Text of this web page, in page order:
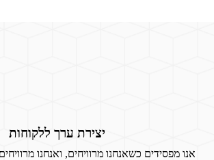
יצירת ערך ללקוחות
אנו מפסידים כשאנחנו מרוויחים, ואנחנו